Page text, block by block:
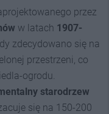
przez
w latach 1907-
zdecydowano się na
przestrzeni, co
ogrodu.
starodrzew
się na 150-200